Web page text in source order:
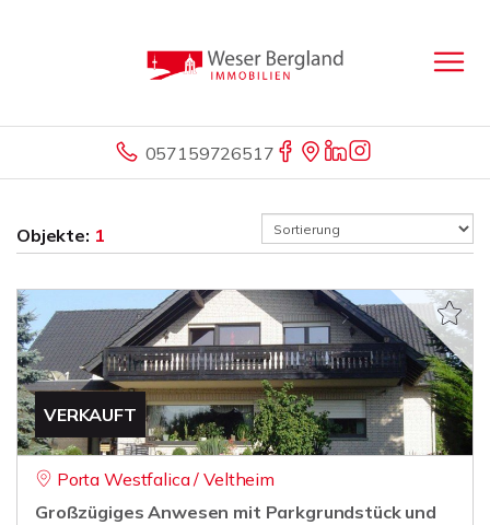
057159726517
Objekte: 1
VERKAUFT
Porta Westfalica / Veltheim
Großzügiges Anwesen mit Parkgrundstück und